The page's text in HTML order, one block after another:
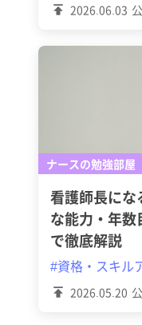
2026.06.03
ナースの勉強部屋
2026.05.20
看護師長にな
な能力・年数
で徹底解説
#資格・スキル